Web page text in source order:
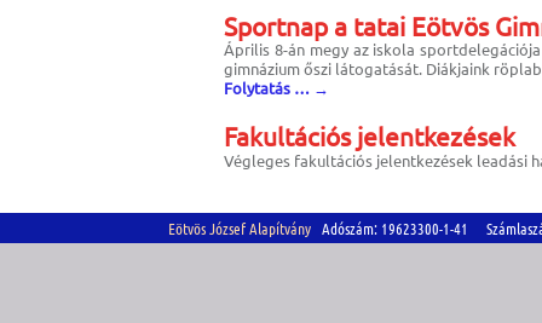
Sportnap a tatai Eötvös
Április 8-án megy az iskola
gimnázium őszi látogatását. Diákjaink
Folytatás … →
Fakultációs jelentkezések
Végleges fakultációs jelentkezések leadási
Eötvös József Alapítvány Adószám: 19623300-1-41